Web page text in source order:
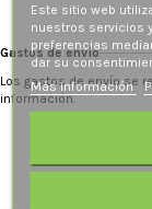
Gastos de envío
Los gastos de envío se
información.
Este sitio web
nuestros servicios
preferencias
dar su
Más información